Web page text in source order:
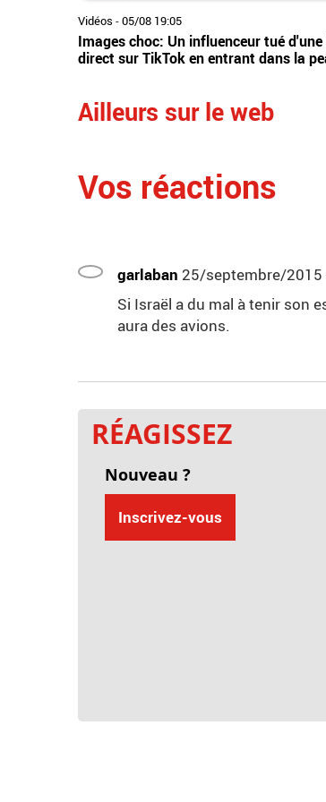
Vidéos -05/08 19:05
Images choc: Un influenceur tué
direct sur TikTok en entrant dans la
Ailleurs sur le web
Vos réactions
garlaban 25/septembre/2015
Si Israël a du mal à tenir son
aura des avions.
RÉAGISSEZ
Nouveau ?
Inscrivez-vous